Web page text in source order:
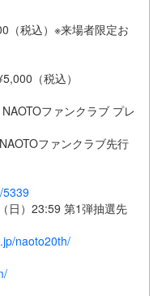
（税込）※来場者限定お
（税込）
ファンクラブ プレ
ファンクラブ先行
5339
日）23:59 第1弾抽選先
naoto20th/